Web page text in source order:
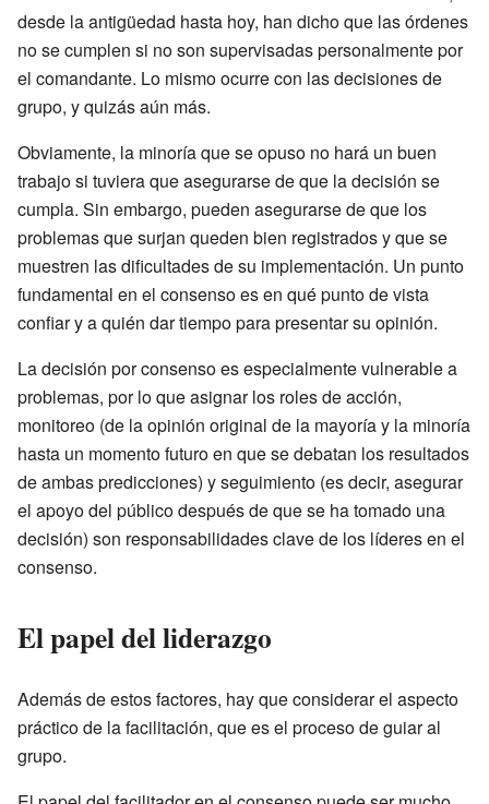
desde la antigüedad hasta hoy, han dicho que las órdenes
no se cumplen si no son supervisadas personalmente por
el comandante. Lo mismo ocurre con las decisiones de
grupo, y quizás aún más.
Obviamente, la minoría que se opuso no hará un buen
trabajo si tuviera que asegurarse de que la decisión se
cumpla. Sin embargo, pueden asegurarse de que los
problemas que surjan queden bien registrados y que se
muestren las dificultades de su implementación. Un punto
fundamental en el consenso es en qué punto de vista
confiar y a quién dar tiempo para presentar su opinión.
La decisión por consenso es especialmente vulnerable a
problemas, por lo que asignar los roles de acción,
monitoreo (de la opinión original de la mayoría y la minoría
hasta un momento futuro en que se debatan los resultados
de ambas predicciones) y seguimiento (es decir, asegurar
el apoyo del público después de que se ha tomado una
decisión) son responsabilidades clave de los líderes en el
consenso.
El papel del liderazgo
Además de estos factores, hay que considerar el aspecto
práctico de la facilitación, que es el proceso de guiar al
grupo.